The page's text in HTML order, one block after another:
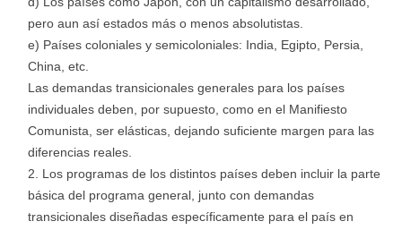
pero aun así estados más o menos absolutistas.
e) Países coloniales y semicoloniales: India, Egipto, Persia,
China, etc.
Las demandas transicionales generales para los países
individuales deben, por supuesto, como en el Manifiesto
Comunista, ser elásticas, dejando suficiente margen para las
diferencias reales.
Los programas de los distintos países deben incluir la parte
básica del programa general, junto con demandas
transicionales diseñadas específicamente para el país en